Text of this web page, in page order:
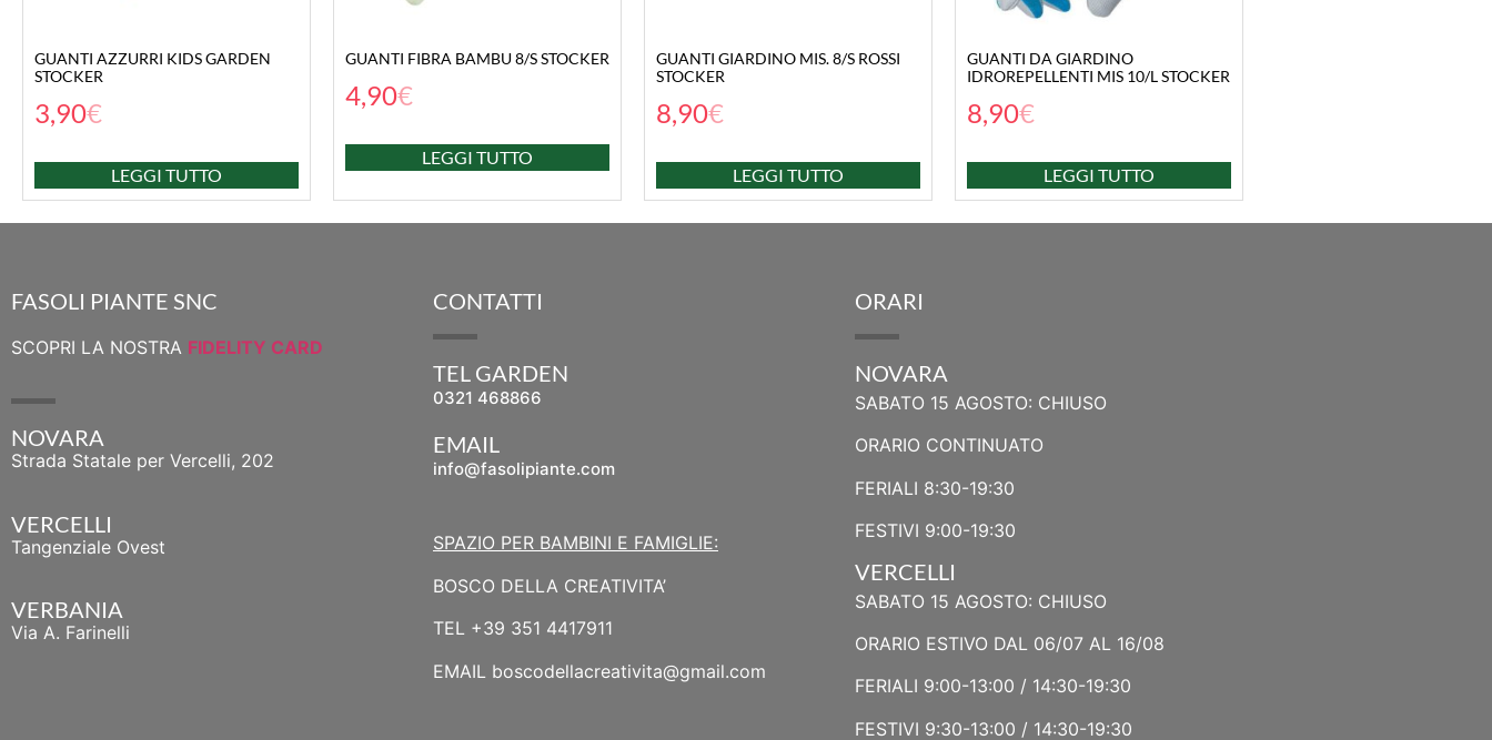
GUANTI AZZURRI KIDS GARDEN
STOCKER
3,90€
LEGGI TUTTO
GUANTI FIBRA BAMBU 8/S STOCKER
4,90€
LEGGI TUTTO
GUANTI GIARDINO MIS. 8/S ROSSI
STOCKER
8,90€
LEGGI TUTTO
GUANTI DA GIARDINO
IDROREPELLENTI MIS 10/L STOCKER
8,90€
LEGGI TUTTO
FASOLI PIANTE SNC
SCOPRI LA NOSTRA FIDELITY CARD
NOVARA
Strada Statale per Vercelli, 202
VERCELLI
Tangenziale Ovest
VERBANIA
Via A. Farinelli
CONTATTI
TEL GARDEN
0321 468866
EMAIL
info@fasolipiante.com
SPAZIO PER BAMBINI E FAMIGLIE:
BOSCO DELLA CREATIVITA’
TEL +39 351 4417911
EMAIL boscodellacreativita@gmail.com
ORARI
NOVARA
SABATO 15 AGOSTO: CHIUSO
ORARIO CONTINUATO
FERIALI 8:30-19:30
FESTIVI 9:00-19:30
VERCELLI
SABATO 15 AGOSTO: CHIUSO
ORARIO ESTIVO DAL 06/07 AL 16/08
FERIALI 9:00-13:00 / 14:30-19:30
FESTIVI 9:30-13:00 / 14:30-19:30